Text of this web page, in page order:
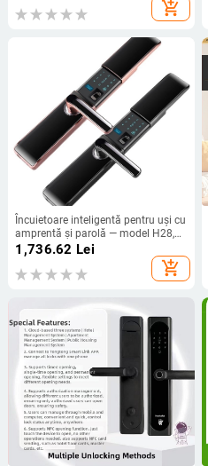
add_shopping_cart
Încuietoare inteligentă pentru uși cu
amprentă și parolă — model H28,
100 amprente stocate, timp de
scanare <0.2 s, alimentare DC,
pentru uși de securitate
1,736.62 Lei
add_shopping_cart